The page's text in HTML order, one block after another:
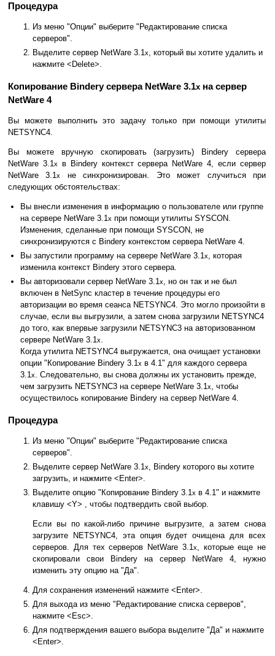
Процедура
Из меню "Опции" выберите "Редактирование списка
серверов".
Выделите сервер NetWare 3.1x, который вы хотите удалить и
нажмите <Delete>.
Копирование Bindery сервера NetWare 3.1x на сервер
NetWare 4
Вы можете выполнить это задачу только при помощи утилиты
NETSYNC4.
Вы можете вручную скопировать (загрузить) Bindery сервера
NetWare 3.1xв Bindery контекст сервера NetWare 4, если сервер
NetWare 3.1x
не синхронизирован. Это может случиться при
следующих обстоятельствах:
Вы внесли изменения в информацию о пользователе или группе
на сервере NetWare 3.1x при помощи утилиты SYSCON.
Изменения, сделанные при помощи SYSCON, не
синхронизируются с Bindery контекстом сервера NetWare 4.
Вы запустили программу на сервере NetWare 3.1x, которая
изменила контекст Bindery этого сервера.
Вы авторизовали сервер NetWare 3.1x, но он так и не был
включен в NetSync кластер в течение процедуры его
авторизации во время сеанса NETSYNC4. Это могло произойти в
случае, если вы выгрузили, а затем снова загрузили NETSYNC4
до того, как впервые загрузили NETSYNC3 на авторизованном
сервере NetWare 3.1x.
Когда утилита NETSYNC4 выгружается, она очищает установки
опции "Копирование Bindery 3.1x в 4.1" для каждого сервера
3.1x. Следовательно, вы снова должны их установить прежде,
чем загрузить NETSYNC3 на сервере NetWare 3.1x, чтобы
осуществилось копирование Bindery на сервер NetWare 4.
Процедура
Из меню "Опции" выберите "Редактирование списка
серверов".
Выделите сервер NetWare 3.1x, Bindery которого вы хотите
загрузить, и нажмите <Enter>.
Выделите опцию "Копирование Bindery 3.1x в 4.1" и нажмите
клавишу <Y> , чтобы подтвердить свой выбор.
Если вы по какой-либо причине выгрузите, а затем снова
загрузите NETSYNC4, эта опция будет очищена для всех
серверов. Для тех серверов NetWare 3.1x, которые еще не
скопировали свои Bindery на сервер NetWare 4, нужно
изменить эту опцию на "Да".
Для сохранения изменений нажмите <Enter>.
Для выхода из меню "Редактирование списка серверов",
нажмите <Esc>.
Для подтверждения вашего выбора выделите "Да" и нажмите
<Enter>.